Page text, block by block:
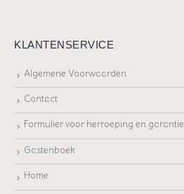
KLANTENSERVICE
Algemene Voorwaarden
Contact
Formulier voor herroeping en garantie
Gastenboek
Home